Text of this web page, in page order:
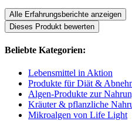
Alle Erfahrungsberichte anzeigen
Dieses Produkt bewerten
Beliebte Kategorien:
Lebensmittel in Aktion
Produkte für Diät &
Algen-Produkte zur
Kräuter & pflanzliche
Mikroalgen von Life Light